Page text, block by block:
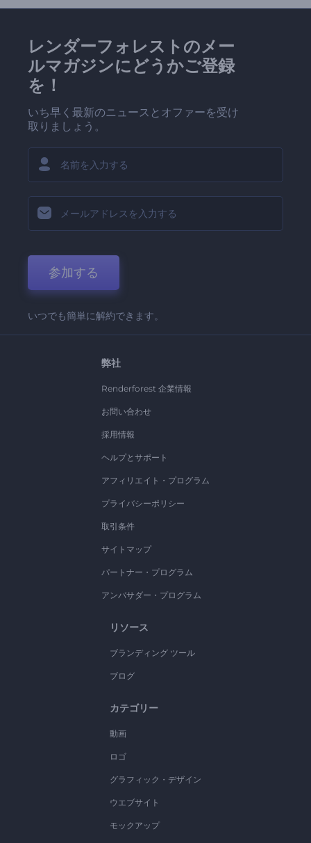
レンダーフォレストのメー
ルマガジンにどうかご登録
を！
いち早く最新のニュースとオファーを受け
取りましょう。
参加する
いつでも簡単に解約できます。
弊社
Renderforest 企業情報
お問い合わせ
採用情報
ヘルプとサポート
アフィリエイト・プログラム
プライバシーポリシー
取引条件
サイトマップ
パートナー・プログラム
アンバサダー・プログラム
リソース
ブランディング ツール
ブログ
カテゴリー
動画
ロゴ
グラフィック・デザイン
ウエブサイト
モックアップ